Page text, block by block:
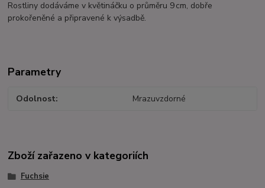
Rostliny dodáváme v květináčku o průměru 9 cm, dobře
prokořeněné a připravené k výsadbě.
Parametry
Odolnost Mrazuvzdorné
Zboží zařazeno v kategoriích
Fuchsie